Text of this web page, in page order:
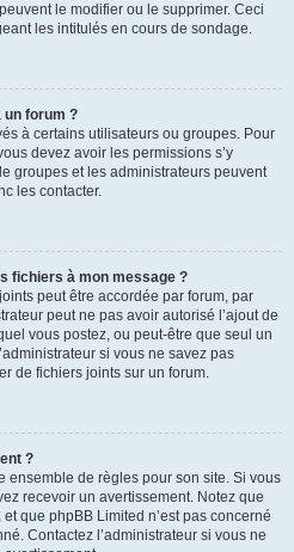
le modifier ou le supprimer. Ceci
les intitulés en cours de sondage.
un forum ?
à certains utilisateurs ou groupes. Pour
devez avoir les permissions s’y
groupes et les administrateurs peuvent
les contacter.
fichiers à mon message ?
peut être accordée par forum, par
peut ne pas avoir autorisé l’ajout de
vous postez, ou peut-être que seul un
si vous ne savez pas
de fichiers joints sur un forum.
?
ensemble de règles pour son site. Si vous
recevoir un avertissement. Notez que
que phpBB Limited n’est pas concerné
Contactez l’administrateur si vous ne